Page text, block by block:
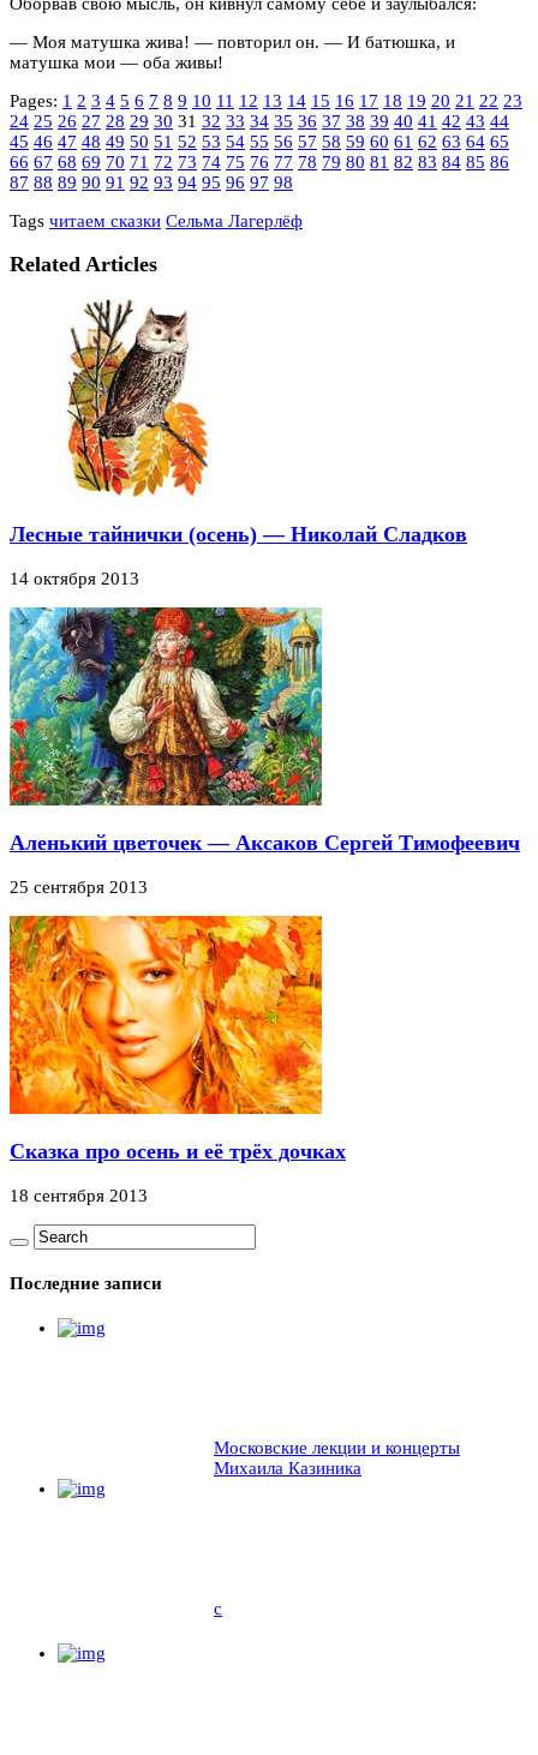
— Моя матушка жива! — повторил он. — И батюшка, и
матушка мои — оба живы!
Pages: 1 2 3 4 5 6 7 8 9 10 11 12 13 14 15 16 17 18 19 20 21 22 23
24 25 26 27 28 29 30 31 32 33 34 35 36 37 38 39 40 41 42 43 44
45 46 47 48 49 50 51 52 53 54 55 56 57 58 59 60 61 62 63 64 65
66 67 68 69 70 71 72 73 74 75 76 77 78 79 80 81 82 83 84 85 86
87 88 89 90 91 92 93 94 95 96 97 98
Tags читаем сказки Сельма Лагерлёф
Related Articles
Лесные тайнички (осень) — Николай Сладков
14 октября 2013
Аленький цветочек — Аксаков Сергей Тимофеевич
25 сентября 2013
Сказка про осень и её трёх дочках
18 сентября 2013
Последние записи
Московские лекции и концерты
Михаила Казиника
c